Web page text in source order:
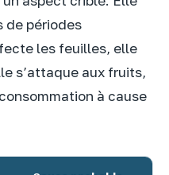
de périodes
les feuilles, elle
s’attaque aux fruits,
à cause